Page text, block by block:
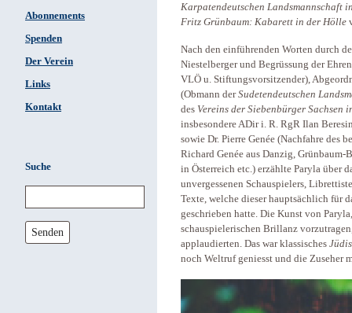
Abonnements
Spenden
Der Verein
Links
Kontakt
Suche
Senden
Karpatendeutschen Landsmannschaft
Fritz Grünbaum: Kabarett in der Hölle
Nach den einführenden Worten durch
Niestelberger und Begrüssung der
VLÖ u. Stiftungsvorsitzender),
(Obmann derSudetendeutschen
des Vereins der Siebenbürger Sachsen
insbesondere ADir i. R. RgR Ilan
sowie Dr. Pierre Genée (Nachfahre des
Richard Genée aus Danzig,
in Österreich etc.) erzählte Paryla über
unvergessenen Schauspielers,
Texte, welche dieser hauptsächlich für
geschrieben hatte. Die Kunst von
schauspielerischen Brillanz
applaudierten. Das war klassisches
noch Weltruf geniesst und die Zuseher